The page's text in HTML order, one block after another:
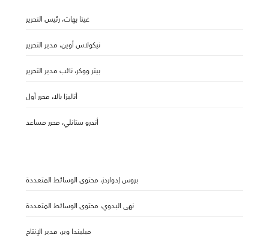
غيتا بهات، رئيس التحرير
نيكولاس أوين، مدير التحرير
بيتر ووكر، نائب مدير التحرير
أناليزا بالا، محرر أول
أندرو ستانلي، محرر مساعد
بروس إدواردز، محتوى الوسائط المتعددة
نهى البدوي، محتوى الوسائط المتعددة
ميليندا وير، مدير الإنتاج